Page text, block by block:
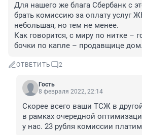
Для нашего же блага Сбербанк с
брать комиссию за оплату услуг
небольшая, но тем не менее.
Как говорится, с миру по нитке –
бочки по капле – продавщице дом.
ОТВЕТИТЬ 2
Гость
8 февраля 2022, 22:14
Скорее всего ваши ТСЖ в
в рамках очередной
у нас. 23 рубля комиссии